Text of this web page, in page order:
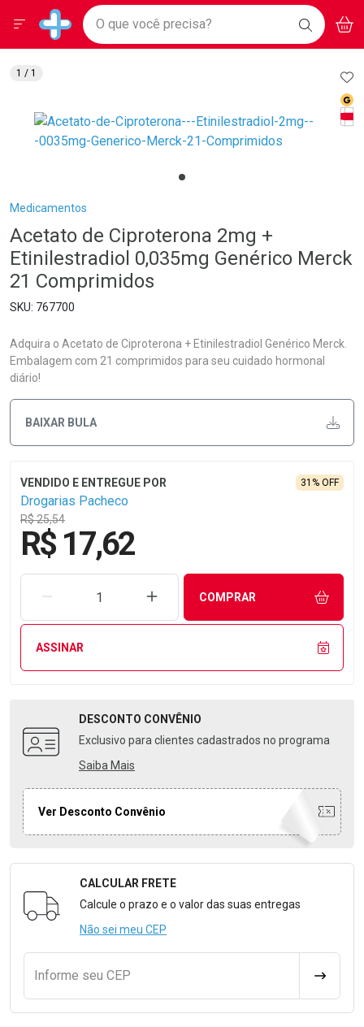
Drogarias Pacheco
Baixe nosso APP e aproveite Ofertas Exclusivas!
BAIXE
O APP
Ir direto para a home
pela página
Ir direto para o conteúdo
Ir direto para a busca
Ir direto para a conta
Ir direto para a notificações
Ir direto para o carrinho
Ir direto para o menu
Faça a sua busca
O que você precisa? BUSCAR
Menu
Breadcrumb
Medicamentos
Acetato de Ciproterona 2mg +
Etinilestradiol 0,035mg Genérico Merck
21 Comprimidos
767700
Adquira o Acetato de Ciproterona + Etinilestradiol Genérico Merck.
Embalagem com 21 comprimidos para seu cuidado hormonal
diário!
BAIXAR BULA
Drogarias Pacheco
R$ 25,54
31% OFF
R$ 17,62
REMOVER UMA UNIDADEAUMENTAR UMA UNIDADE
COMPRAR
ASSINAR
DESCONTO CONVÊNIO
Exclusivo para clientes cadastrados no programa
Saiba Mais
Ver Desconto Convênio
Formulário para Calcular o Frete
CALCULAR FRETE
Calcule o prazo e o valor das suas entregas
Não sei meu CEP
Informe seu CEP
1 / 1